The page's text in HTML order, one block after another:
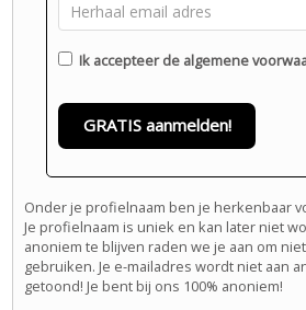
Ik accepteer de algemene
GRATIS aanmelden!
Onder je profielnaam ben je herkenbaar
Je profielnaam is uniek en kan later niet
anoniem te blijven raden we je aan om
gebruiken. Je e-mailadres wordt niet aan
getoond! Je bent bij ons 100% anoniem!